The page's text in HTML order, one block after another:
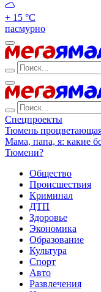
+ 15 °С
пасмурно
Спецпроекты
Тюмень
Мама, папа, я: какие
Тюмени?
Общество
Происшествия
Криминал
ДТП
Здоровье
Экономика
Образование
Культура
Спорт
Авто
Развлечения